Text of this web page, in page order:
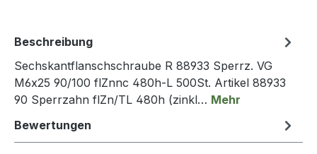
Beschreibung
Sechskantflanschschraube R 88933 Sperrz. VG
M6x25 90/100 flZnnc 480h-L 500St. Artikel 88933
90 Sperrzahn flZn/TL 480h (zinkl… Mehr
Bewertungen